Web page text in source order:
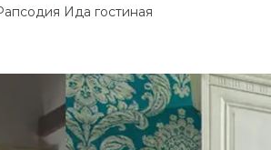
Ида гостиная